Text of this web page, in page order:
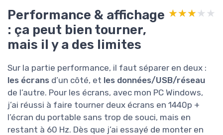
Performance & affichage
: ça peut bien tourner,
mais il y a des limites
★★★★★
★★★★★
Sur la partie performance, il faut séparer en deux :
les écrans d’un côté, et les données/USB/réseau
de l’autre. Pour les écrans, avec mon PC Windows,
j’ai réussi à faire tourner deux écrans en 1440p +
l’écran du portable sans trop de souci, mais en
restant à 60 Hz. Dès que j’ai essayé de monter en